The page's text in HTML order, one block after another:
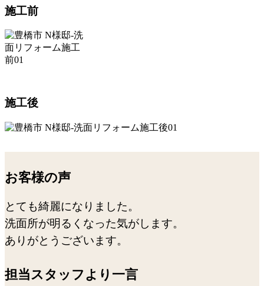
施工前
施工後
お客様の声
とても綺麗になりました。
洗面所が明るくなった気がします。
ありがとうございます。
担当スタッフより一言